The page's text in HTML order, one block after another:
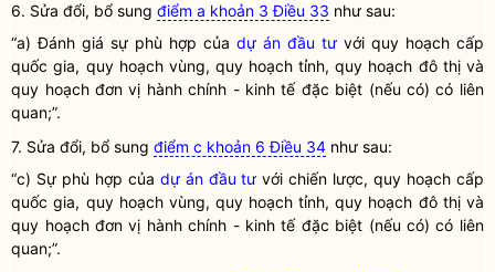
6. Sửa đổi, bổ sungđiểm a khoản 3 Điều 33 như sau:
“a) Đánh giá sự phù hợp của dự án đầu tưvới quy hoạch cấp
quốc gia, quy hoạch vùng, quy hoạch tỉnh, quy hoạch đô thị và
quy hoạch đơn vị hành chính - kinh tế đặc biệt (nếu có) có liên
quan;”.
7. Sửa đổi, bổ sungđiểm c khoản 6 Điều 34 như sau:
“c) Sự phù hợp của dự án đầu tư với chiến lược, quy hoạch cấp
quốc gia, quy hoạch vùng, quy hoạch tỉnh, quy hoạch đô thị và
quy hoạch đơn vị hành chính - kinh tế đặc biệt (nếu có) có liên
quan;”.